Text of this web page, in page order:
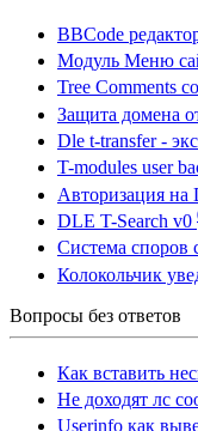
BBCode
Модуль Меню
Tree Comments
Защита домена
Dle t-transfer -
T-modules user
Авторизация на
DLE T-Search v0
Система
Колокольчик
Вопросы без ответов
Как вставить
Не доходят лс
Userinfo как